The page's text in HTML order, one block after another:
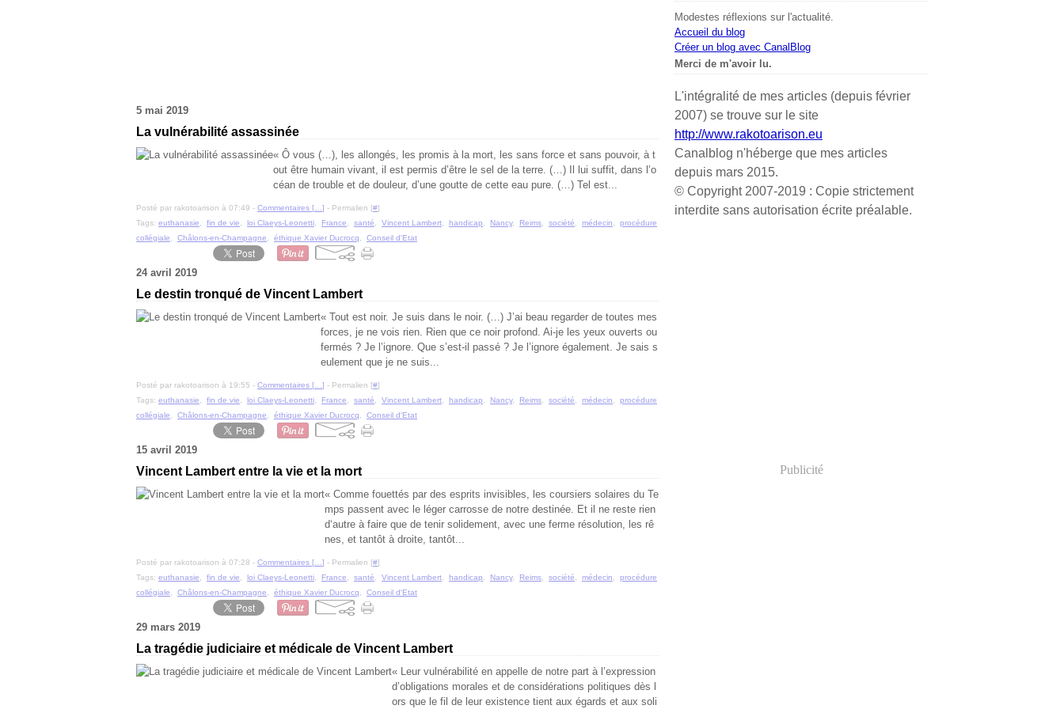
5 mai 2019
La vulnérabilité assassinée
« Ô vous (…), les allongés, les promis à la mort, les sans force et sans pouvoir, à t
out être humain vivant, il est permis d’être le sel de la terre. (…) Il lui suffit, dans l’o
céan de trouble et de douleur, d’une goutte de cette eau pure. (…) Tel est...
Posté par rakotoarison à 07:49 - Commentaires [ ] - Permalien [#]
Tags: euthanasie fin de vie loi Claeys-Leonetti France santé Vincent Lambert handicap Nancy, Reims société médecin
procédure
collégiale
Châlons-en-Champagne éthique Xavier Ducrocq Conseil d'Etat
24 avril 2019
Le destin tronqué de Vincent Lambert
« Tout est noir. Je suis dans le noir. (…) J’ai beau regarder de toutes mes
forces, je ne vois rien. Rien que ce noir profond. Ai-je les yeux ouverts ou
fermés ? Je l’ignore. Que s’est-il passé ? Je l’ignore également. Je sais s
eulement que je ne suis...
Posté par rakotoarison à 19:55 - Commentaires [ ] - Permalien [#]
Tags: euthanasie fin de vie loi Claeys-Leonetti France santé Vincent Lambert handicap Nancy, Reims société médecin
procédure
collégiale
Châlons-en-Champagne éthique Xavier Ducrocq Conseil d'Etat
15 avril 2019
Vincent Lambert entre la vie et la mort
« Comme fouettés par des esprits invisibles, les coursiers solaires du Te
mps passent avec le léger carrosse de notre destinée. Et il ne reste rien
d‘autre à faire que de tenir solidement, avec une ferme résolution, les rê
nes, et tantôt à droite, tantôt...
Posté par rakotoarison à 07:28 - Commentaires [ ] - Permalien [#]
Tags: euthanasie fin de vie loi Claeys-Leonetti France santé Vincent Lambert handicap Nancy, Reims société médecin
procédure
collégiale
Châlons-en-Champagne éthique Xavier Ducrocq Conseil d'Etat
29 mars 2019
La tragédie judiciaire et médicale de Vincent Lambert
« Leur vulnérabilité en appelle de notre part à l’expression
d’obligations morales et de considérations politiques dès l
ors que le fil de leur existence tient aux égards et aux soli
Modestes réflexions sur l'actualité.
Accueil du blog
Créer un blog avec CanalBlog
Merci de m'avoir lu.
L'intégralité de mes articles (depuis février
2007) se trouve sur le site
http://www.rakotoarison.eu
Canalblog n'héberge que mes articles
depuis mars 2015.
© Copyright 2007-2019 : Copie strictement
interdite sans autorisation écrite préalable.
Publicité